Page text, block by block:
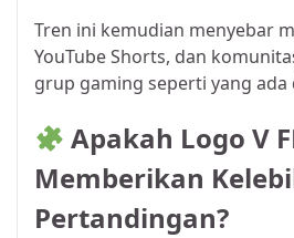
Tren ini kemudian menyebar
YouTube Shorts, dan
grup gaming seperti yang ada
Apakah Logo V
Memberikan
Pertandingan?